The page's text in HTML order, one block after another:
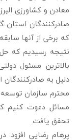
معادن و کشاورزی
صادرکنندگان استان
که برخی از آنها
نتیجه رسیدیم که
بالاترین مسئول
دلیل به
محترم سازمان
مسائل دعوت کنیم
تحقق یافت.
پرهام رضایی افزود: